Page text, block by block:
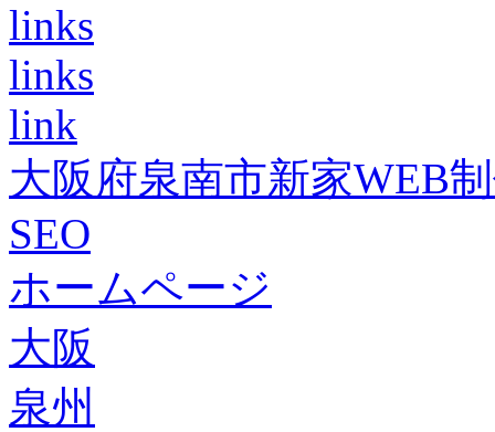
links
links
link
大阪府泉南市新家WEB
SEO
ホームページ
大阪
泉州